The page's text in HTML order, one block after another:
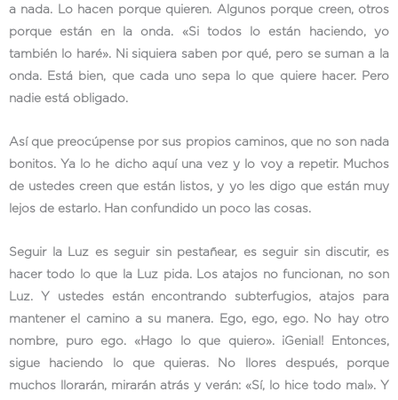
a nada. Lo hacen porque quieren. Algunos porque creen, otros
porque están en la onda. «Si todos lo están haciendo, yo
también lo haré». Ni siquiera saben por qué, pero se suman a la
onda. Está bien, que cada uno sepa lo que quiere hacer. Pero
nadie está obligado.
Así que preocúpense por sus propios caminos, que no son nada
bonitos. Ya lo he dicho aquí una vez y lo voy a repetir. Muchos
de ustedes creen que están listos, y yo les digo que están muy
lejos de estarlo. Han confundido un poco las cosas.
Seguir la Luz es seguir sin pestañear, es seguir sin discutir, es
hacer todo lo que la Luz pida. Los atajos no funcionan, no son
Luz. Y ustedes están encontrando subterfugios, atajos para
mantener el camino a su manera. Ego, ego, ego. No hay otro
nombre, puro ego. «Hago lo que quiero». ¡Genial! Entonces,
sigue haciendo lo que quieras. No llores después, porque
muchos llorarán, mirarán atrás y verán: «Sí, lo hice todo mal». Y